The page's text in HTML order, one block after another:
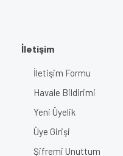
İletişim
İletişim Formu
Havale Bildirimi
Yeni Üyelik
Üye Girişi
Şifremi Unuttum